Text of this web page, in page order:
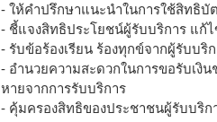
- ให้คำปรึกษาแนะนำในการใช้สิทธิบั
- ชี้แจงสิทธิประโยชน์ผู้รับบริการ แก้
- รับข้อร้องเรียน ร้องทุกข์จากผู้รับบริ
- อำนวยความสะดวกในการขอรับเงิ
หายจากการรับบริการ
- คุ้มครองสิทธิของประชาชนผู้รับบริก